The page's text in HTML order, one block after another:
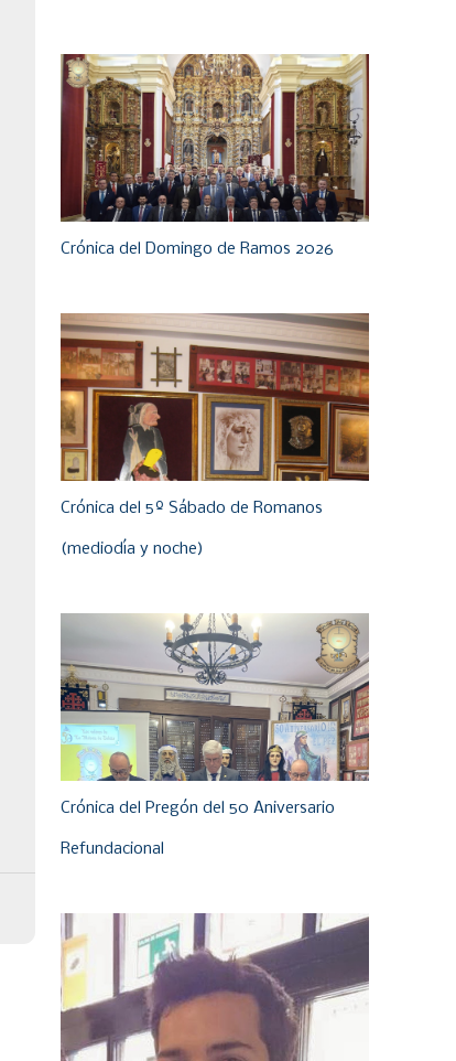
Crónica del Domingo de Ramos 2026
Crónica del 5º Sábado de Romanos
(mediodía y noche)
Crónica del Pregón del 50 Aniversario
Refundacional